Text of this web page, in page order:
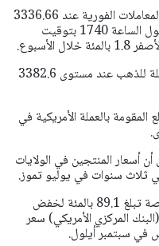
واستقرت أسعار الذهب في المعاملات الفورية عند 3336.66
دولار للأوقية (الأونصة) بحلول الساعة 1740 بتوقيت
وبقيت العقود الأمريكية الآجلة للذهب عند مستوى 3382.6
المقومة بالعملة الأمريكية في
أسعار المنتجين في الولايات
ثلاث سنوات في يوليو تموز.
ويتوقع المتعاملون حاليا فرصة تبلغ 89.1 بالمئة لخفض
المركزي الأمريكي) سعر